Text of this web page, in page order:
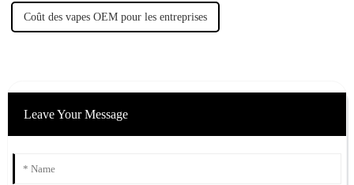
Coût des vapes OEM pour les entreprises
Leave Your Message